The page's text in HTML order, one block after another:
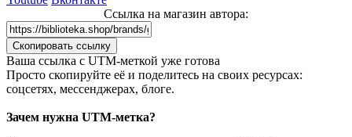
Ссылка на магазин автора:
Скопировать ссылку
Ваша сcылка с UTM-меткой уже готова
Просто скопируйте её и поделитесь на своих ресурсах:
соцсетях, мессенджерах, блоге.
Зачем нужна UTM-метка?